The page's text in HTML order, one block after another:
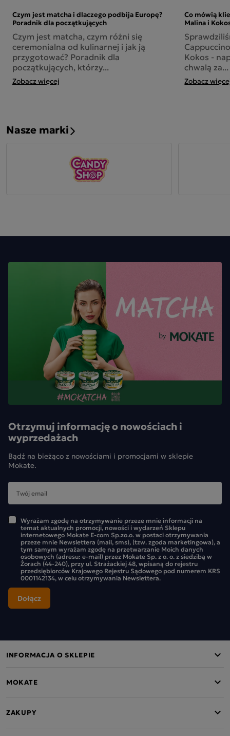
Nasze marki
Czym jest matcha i dlaczego podbija Europę?
Poradnik dla początkujących
Czym jest matcha, czym różni się
ceremonialna od kulinarnej i jak ją
przygotować? Poradnik dla
początkujących, którzy...
Zobacz więcej
Co mówią
Malina i
Kokos -
chwalą za...
Zobacz
Otrzymuj informację o nowościach i
wyprzedażach
Bądź na bieżąco z nowościami i promocjami w sklepie
Mokate.
Wyrażam zgodę na otrzymywanie przeze mnie informacji na
temat aktualnych promocji, nowości i wydarzeń Sklepu
internetowego Mokate E-com Sp.zo.o. w postaci otrzymywania
przeze mnie Newslettera (mail, sms), (tzw. zgoda marketingowa), a
tym samym wyrażam zgodę na przetwarzanie Moich danych
osobowych (adresu: e-mail) przez Mokate Sp. z o. o. z siedzibą w
Żorach (44-240), przy ul. Strażackiej 48, wpisaną do rejestru
przedsiębiorców Krajowego Rejestru Sądowego pod numerem KRS
0001142134, w celu otrzymywania Newslettera.
INFORMACJA O SKLEPIE
MOKATE
ZAKUPY